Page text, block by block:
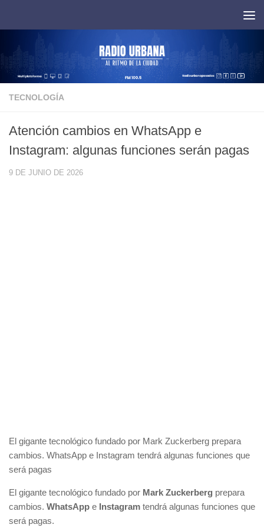
TECNOLOGÍA
Atención cambios en WhatsApp e
Instagram: algunas funciones serán pagas
9 DE JUNIO DE 2026
El gigante tecnológico fundado por Mark Zuckerberg prepara
cambios. WhatsApp e Instagram tendrá algunas funciones que
será pagas
El gigante tecnológico fundado por Mark Zuckerberg prepara
cambios. WhatsApp e Instagram tendrá algunas funciones que
será pagas.